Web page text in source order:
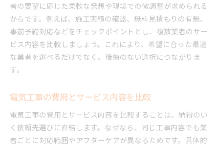
施工実績で分かる電気工事業者の評価基準
アフターサポートが充実した電気工事業者
地域密着型電気工事業者のメリットと選び方
資格所有者による安心の電気工事対応
省エネ技術を活かした電気工事の実例
最新材料を用いた電気工事の利点とは
IoT対応を強化する電気工事の技術進化
現場対応力を高める電気工事の最新手法
者の要望に応じた柔軟な発想や現場での微調整が求められる
からです。例えば、施工実績の確認、無料見積もりの有無、
事前予約対応などをチェックポイントとし、複数業者のサー
ビス内容を比較しましょう。これにより、希望に合った最適
な業者を選べるだけでなく、後悔のない選択につながりま
す。
電気工事の費用とサービス内容を比較
電気工事の費用とサービス内容を比較することは、納得のい
く依頼先選びに直結します。なぜなら、同じ工事内容でも業
者ごとに対応範囲やアフターケアが異なるためです。具体的